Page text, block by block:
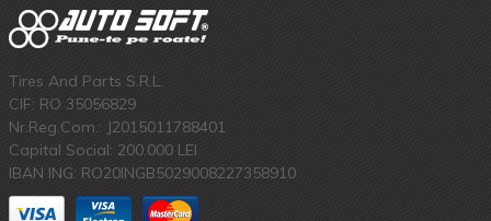
Tires And Parts S.R.L.
CIF: RO 35056829
Nr.Reg.Com.: J2015011788401
Capital Social: 200.000 LEI
IBAN ING: RO20INGB5029008227358910